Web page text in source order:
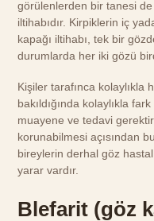
görülenlerden bir tanesi de
iltihabıdır. Kirpiklerin iç
kapağı iltihabı, tek bir
durumlarda her iki gözü
Kişiler tarafınca kolaylıkla
bakıldığında kolaylıkla
muayene ve tedavi
korunabilmesi açısından
bireylerin derhal göz
yarar vardır.
Blefarit (göz